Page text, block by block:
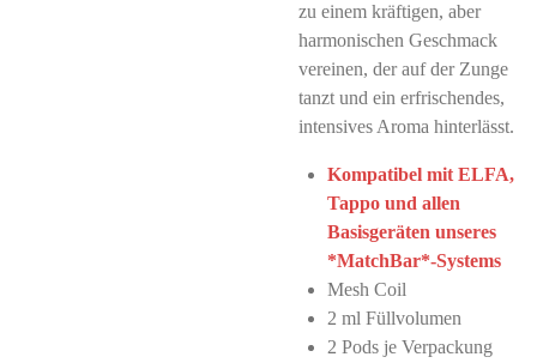
zu einem kräftigen, aber
harmonischen Geschmack
vereinen, der auf der Zunge
tanzt und ein erfrischendes,
intensives Aroma hinterlässt.
Kompatibel mit ELFA,
Tappo und allen
Basisgeräten unseres
*MatchBar*-Systems
Mesh Coil
2 ml Füllvolumen
2 Pods je Verpackung